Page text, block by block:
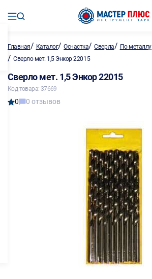
Главная/ Каталог/Оснастка/Сверла/ По металлу
/ Сверло мет. 1,5 Энкор 22015
Сверло мет. 1,5 Энкор 22015
Код товара: 37669
0 0 отзывов